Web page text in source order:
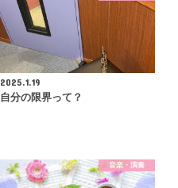
2025.1.19
自分の限界って？
音楽・演奏